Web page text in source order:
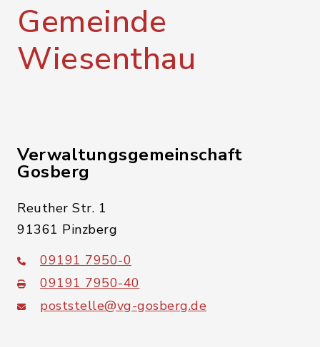
Gemeinde
Wiesenthau
Verwaltungsgemeinschaft
Gosberg
Reuther Str. 1
91361 Pinzberg
09191 7950-0
09191 7950-40
poststelle@vg-gosberg.de